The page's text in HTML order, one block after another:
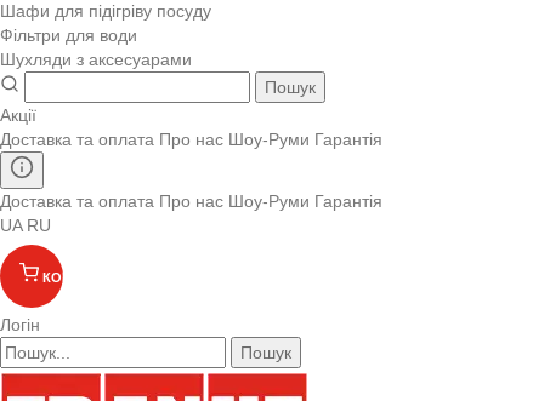
Шафи для підігріву посуду
Фільтри для води
Шухляди з аксесуарами
Пошук
Акції
Доставка та оплата Про нас Шоу-Руми Гарантія
Доставка та оплата Про нас Шоу-Руми Гарантія
UA RU
КОШИК
Логін
Пошук